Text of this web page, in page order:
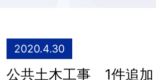
2020.4.30
公共土木工事 1件追加